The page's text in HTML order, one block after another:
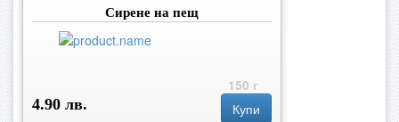
Сирене на пещ
150 г
4.90 лв.
Купи